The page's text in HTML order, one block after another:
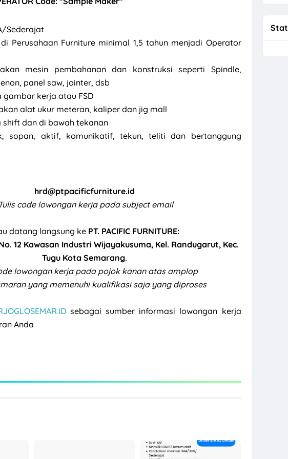
Sederajat
Perusahaan Furniture minimal 1,5 tahun menjadi Operator
mesin pembahanan dan konstruksi seperti Spindle,
panel saw, jointer, dsb
kerja atau FSD
alat ukur meteran, kaliper dan jig mall
shift dan di bawah tekanan
sopan, aktif, komunikatif, tekun, teliti dan bertanggung
hrd@ptpacificfurniture.id
code lowongan kerja pada subject email
datang langsung ke PT. PACIFIC FURNITURE:
12 Kawasan Industri Wijayakusuma, Kel. Randugarut, Kec.
Tugu Kota Semarang.
lowongan kerja pada pojok kanan atas amplop
yang memenuhi kualifikasi saja yang diproses
sebagai sumber informasi lowongan kerja
Anda